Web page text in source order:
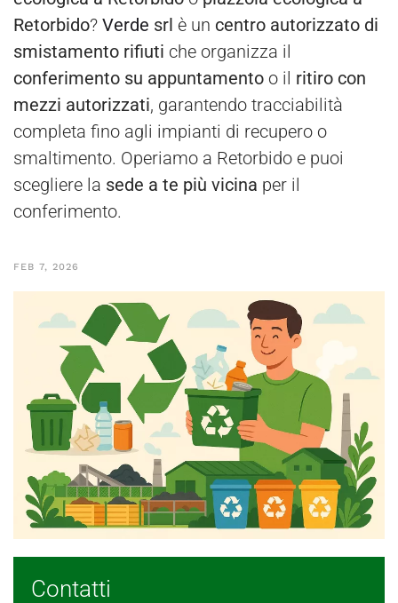
Retorbido? Verde srl è un centro autorizzato di
smistamento rifiuti che organizza il
conferimento su appuntamento o il ritiro con
mezzi autorizzati, garantendo tracciabilità
completa fino agli impianti di recupero o
smaltimento. Operiamo a Retorbido e puoi
scegliere la sede a te più vicina per il
conferimento.
FEB 7, 2026
Contatti